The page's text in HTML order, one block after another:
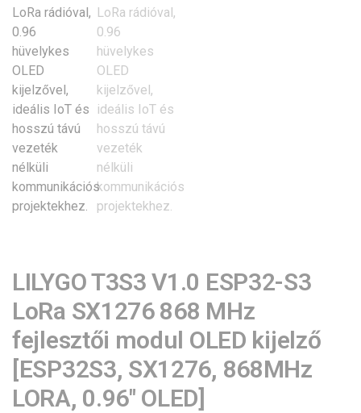
LILYGO T3S3 V1.0 ESP32-S3
LoRa SX1276 868 MHz
fejlesztői modul OLED kijelző
[ESP32S3, SX1276, 868MHz
LORA, 0.96″ OLED]